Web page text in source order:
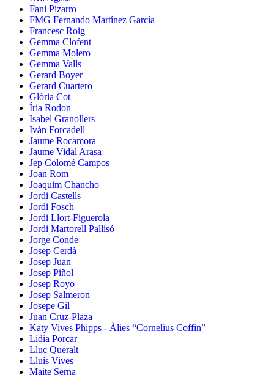
Fani Pizarro
FMG Fernando Martínez García
Francesc Roig
Gemma Clofent
Gemma Molero
Gemma Valls
Gerard Boyer
Gerard Cuartero
Glòria Cot
Íria Rodon
Isabel Granollers
Iván Forcadell
Jaume Rocamora
Jaume Vidal Arasa
Jep Colomé Campos
Joan Rom
Joaquim Chancho
Jordi Castells
Jordi Fosch
Jordi Llort-Figuerola
Jordi Martorell Pallisó
Jorge Conde
Josep Cerdà
Josep Juan
Josep Piñol
Josep Royo
Josep Salmeron
Josepe Gil
Juan Cruz-Plaza
Katy Vives Phipps - Àlies “Cornelius Coffin”
Lídia Porcar
Lluc Queralt
Lluís Vives
Maite Serna